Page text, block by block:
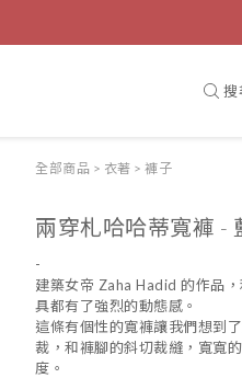
搜
全部商品 > 衣著 > 褲子
兩穿札哈哈蒂寬褲 -
-
建築女帝 Zaha Hadid 的作品
具都有了強烈的動態感。
這條有個性的寬褲讓我們想到
裁，和褲腳的斜切裁縫，寬寬
度。